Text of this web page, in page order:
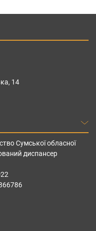
14
Сумської обласної
диспансер